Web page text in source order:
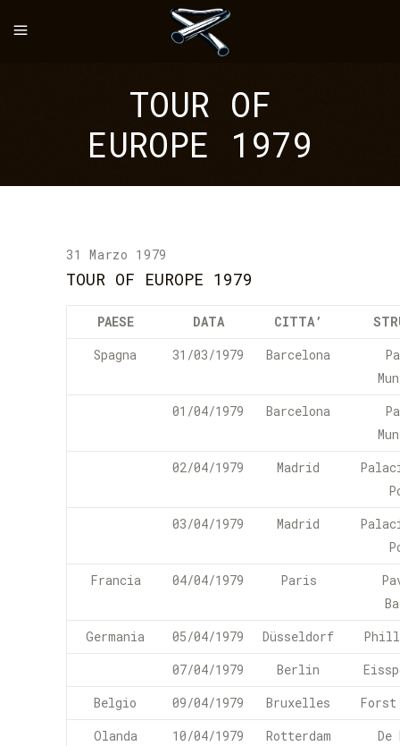
TOUR OF
EUROPE 1979
31 Marzo 1979
TOUR OF EUROPE 1979
PAESE DATA CITTA’
Spagna
31/03/1979 Barcelona
01/04/1979
Barcelona
02/04/1979
Madrid
03/04/1979
Madrid
Francia
04/04/1979 Paris
Germania
05/04/1979 Düsseldorf
07/04/1979
Berlin
Belgio
09/04/1979 Bruxelles
Olanda
10/04/1979 Rotterdam
De